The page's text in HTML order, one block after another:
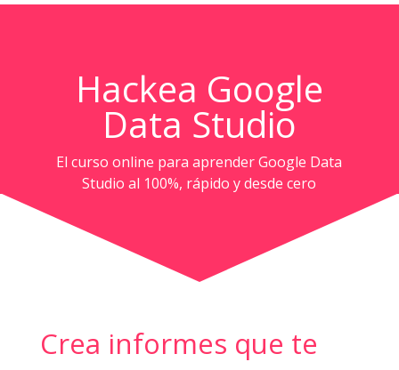
Hackea Google
Data Studio
El curso online para aprender Google Data
Studio al 100%, rápido y desde cero
Crea informes que te